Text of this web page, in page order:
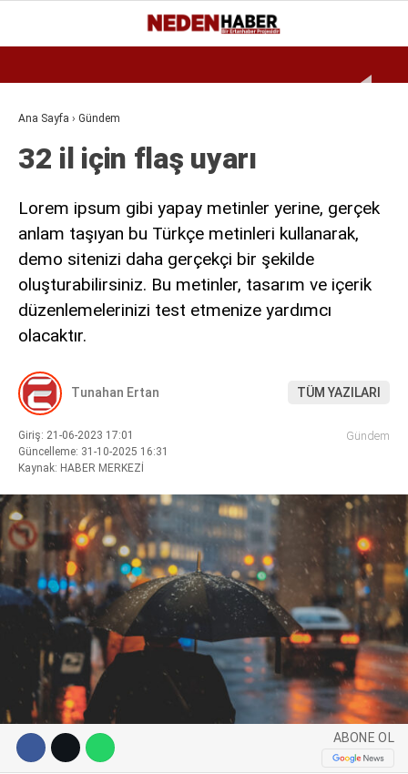
WhatsApp İhbar Hattı
Facebook
Instagram
21.3
BURSA
EKONOMI
SPOR
MAGAZIN
SIYASET
SAĞLIK
TEKNOLOJI
Ana Sayfa › Gündem
32 il için flaş uyarı
Lorem ipsum gibi yapay metinler yerine, gerçek
anlam taşıyan bu Türkçe metinleri kullanarak,
demo sitenizi daha gerçekçi bir şekilde
oluşturabilirsiniz. Bu metinler, tasarım ve içerik
düzenlemelerinizi test etmenize yardımcı
olacaktır.
Tunahan Ertan TÜM YAZILARI
Giriş: 21-06-2023 17:01
Güncelleme: 31-10-2025 16:31
Kaynak: HABER MERKEZİ
Gündem
ABONE OL